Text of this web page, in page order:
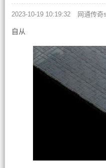
2023-10-19 10:19:32 网通传奇
自从